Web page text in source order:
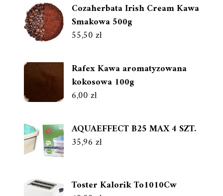
Cozaherbata Irish Cream Kawa
Smakowa 500g
55,50zł
Rafex Kawa aromatyzowana
kokosowa 100g
6,00zł
AQUAEFFECT B25 MAX 4 SZT.
35,96 zł
Toster Kalorik To1010Cw